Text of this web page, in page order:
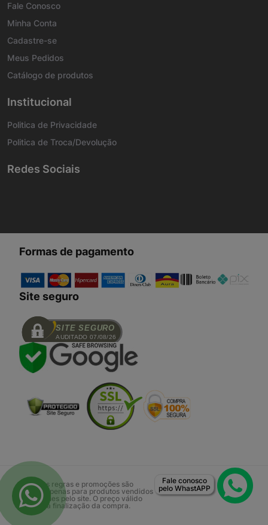
Fale conosco
pelo WhastAPP
Fale Conosco
Minha Conta
Cadastre-se
Meus Pedidos
Catálogo de produtos
Institucional
Politica de Privacidade
Politica de Troca/Devolução
Redes Sociais
Formas de pagamento
Site seguro
SITE SEGURO
AUDITADO 07/08/26
Todas as regras e promoções são
válidas apenas para produtos vendidos
e entregues pelo site. O preço válido
será o da finalização da compra.